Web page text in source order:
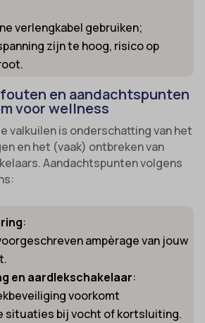
verlengkabel gebruiken;
zijn te hoog, risico op
en aandachtspunten
voor wellness
valkuilen is onderschatting van het
en het (vaak) ontbreken van
Aandachtspunten volgens
:
ampèrage van jouw
en aardlekschakelaar:
voorkomt
situaties bij vocht of kortsluiting.